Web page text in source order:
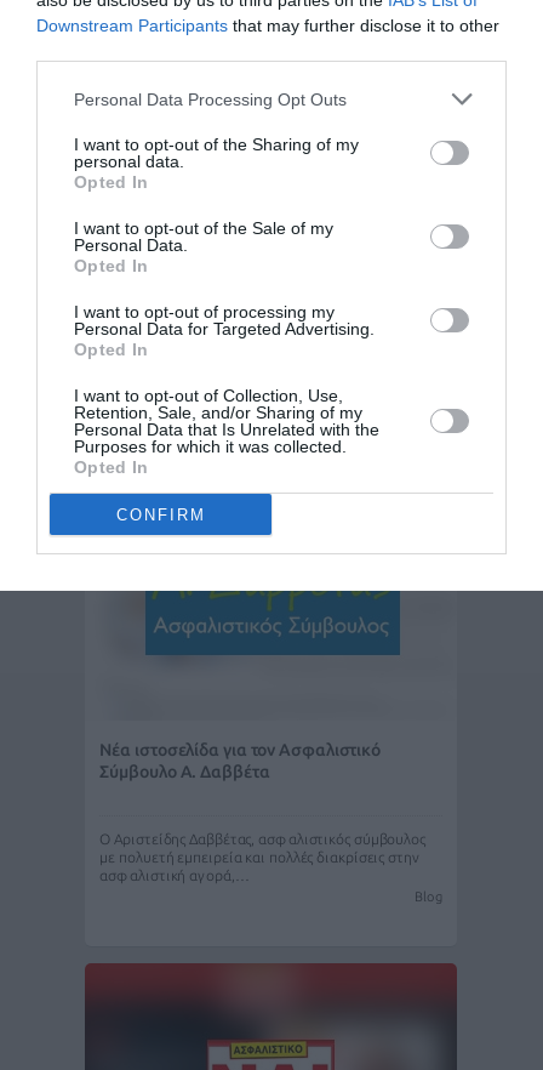
Downstream Participants that may further disclose it to other
Personal Data Processing Opt Outs
I want to opt-out of the Sharing of my
personal data.
Opted In
I want to opt-out of the Sale of my
Personal Data.
Opted In
I want to opt-out of processing my
Personal Data for Targeted Advertising.
Opted In
I want to opt-out of Collection, Use,
Retention, Sale, and/or Sharing of my
Personal Data that Is Unrelated with the
Purposes for which it was collected.
Opted In
CONFIRM
Ηλεκτρονικά Καταστήματα - Τι πρέπει να
Στις μέρες μας μεγαλώνει με γοργούς ρυθμούς ο
Blog
Νέα ιστοσελίδα για τον Ασφαλιστικό
Σύμβουλο Α. Δαββέτα
Ο Αριστείδης Δαββέτας, ασφαλιστικός σύμβουλος
με πολυετή εμπειρεία και πολλές διακρίσεις στην
ασφαλιστική αγορά,…
Blog